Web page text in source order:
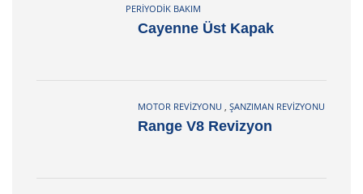
PERIYODIK BAKIM
Cayenne Üst Kapak
MOTOR REVIZYONU , ŞANZIMAN REVIZYONU
Range V8 Revizyon